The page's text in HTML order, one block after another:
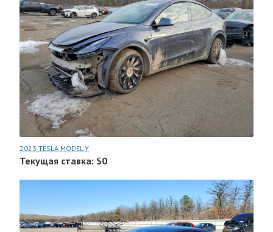
2023 TESLA MODEL Y
Текущая ставка: $0